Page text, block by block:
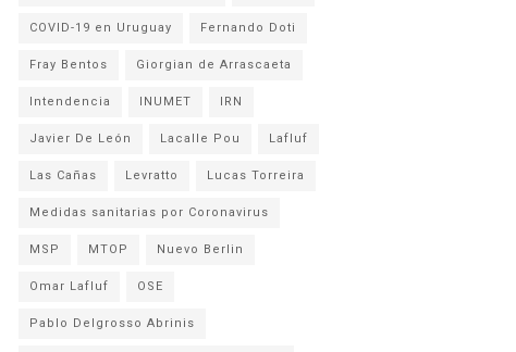
COVID-19 en Uruguay Fernando Doti
Fray Bentos Giorgian de Arrascaeta
Intendencia INUMET IRN
Javier De León Lacalle Pou Lafluf
Las Cañas Levratto Lucas Torreira
Medidas sanitarias por Coronavirus
MSP MTOP Nuevo Berlin
Omar Lafluf OSE
Pablo Delgrosso Abrinis